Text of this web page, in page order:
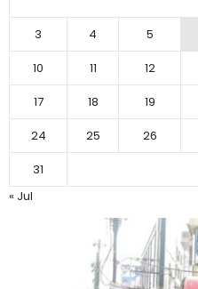
3
4 5
10
11 12
17
18 19
24
25 26
31
« Jul